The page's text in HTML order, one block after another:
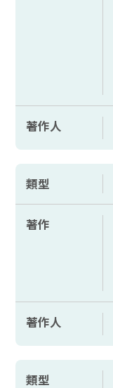
著作人
類型
著作
著作人
類型